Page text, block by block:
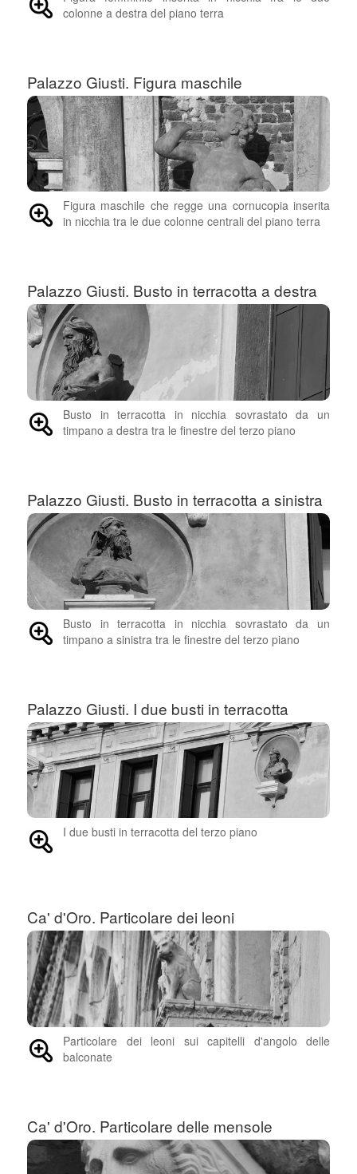
colonne a destra del piano terra
Palazzo Giusti. Figura maschile
Figura maschile che regge una cornucopia inserita
in nicchia tra le due colonne centrali del piano terra
Palazzo Giusti. Busto in terracotta a destra
Busto in terracotta in nicchia sovrastato da un
timpano a destra tra le finestre del terzo piano
Palazzo Giusti. Busto in terracotta a sinistra
Busto in terracotta in nicchia sovrastato da un
timpano a sinistra tra le finestre del terzo piano
Palazzo Giusti. I due busti in terracotta
I due busti in terracotta del terzo piano
Ca' d'Oro. Particolare dei leoni
Particolare dei leoni sui capitelli d'angolo delle
balconate
Ca' d'Oro. Particolare delle mensole